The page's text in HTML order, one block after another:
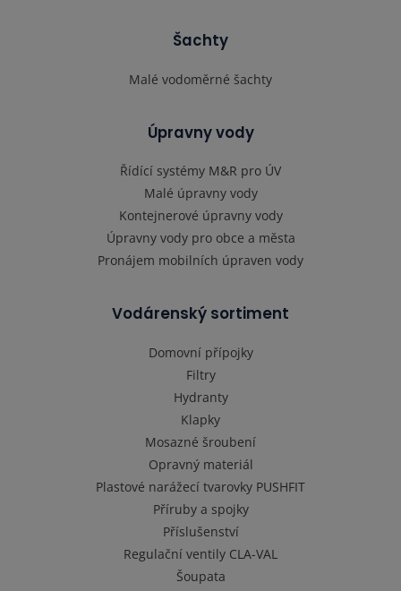
Šachty
Malé vodoměrné šachty
Úpravny vody
Řídící systémy M&R pro ÚV
Malé úpravny vody
Kontejnerové úpravny vody
Úpravny vody pro obce a města
Pronájem mobilních úpraven vody
Vodárenský sortiment
Domovní přípojky
Filtry
Hydranty
Klapky
Mosazné šroubení
Opravný materiál
Plastové narážecí tvarovky PUSHFIT
Příruby a spojky
Příslušenství
Regulační ventily CLA-VAL
Šoupata